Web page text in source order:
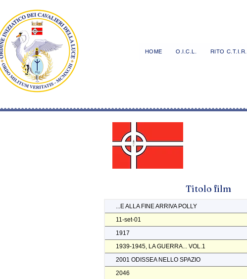
HOME O.I.C.L. RITO C.T.I.R.
Titolo film
...E ALLA FINE ARRIVA POLLY
11-set-01
1917
1939-1945, LA GUERRA... VOL.1
2001 ODISSEA NELLO SPAZIO
2046